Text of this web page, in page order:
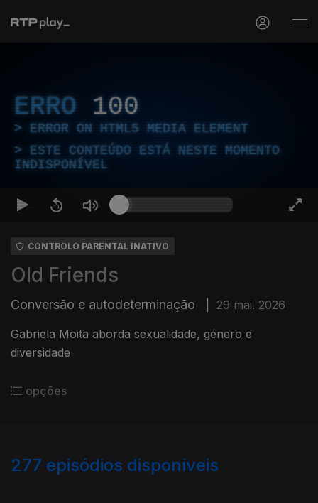
ERRO 100
ERROR ON HTML5 MEDIA ELEMENT
ESTE CONTEÚDO ESTÁ NESTE MOMENTO
INDISPONÍVEL
CONTROLO PARENTAL INATIVO
Old Friends
Conversão e autodeterminação 29 mai. 2026
Gabriela Moita aborda sexualidade, género e
diversidade
opções
277 episódios disponíveis